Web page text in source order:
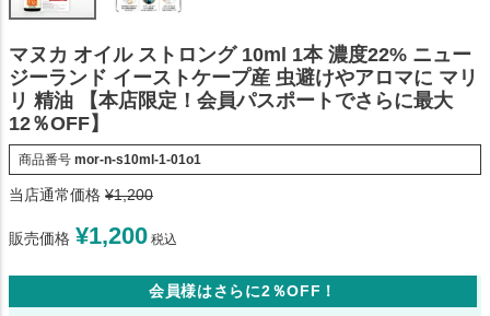
マヌカ オイル ストロング 10ml 1本 濃度22% ニュー
ジーランド イーストケープ産 虫避けやアロマに マリ
リ 精油 【本店限定！会員パスポートでさらに最大
12％OFF】
商品番号 mor-n-s10ml-1-01o1
当店通常価格 ¥1,200
販売価格 ¥1,200 税込
会員様はさらに2％OFF！